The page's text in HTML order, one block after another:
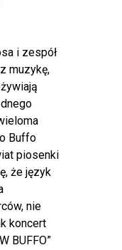
i zespół
muzykę,
Buffo
piosenki
że język
nie
koncert
BUFFO”